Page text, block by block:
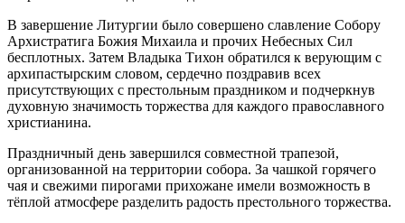
В завершение Литургии было совершено славление Собору
Архистратига Божия Михаила и прочих Небесных Сил
бесплотных. Затем Владыка Тихон обратился к верующим с
архипастырским словом, сердечно поздравив всех
присутствующих с престольным праздником и подчеркнув
духовную значимость торжества для каждого православного
христианина.
Праздничный день завершился совместной трапезой,
организованной на территории собора. За чашкой горячего
чая и свежими пирогами прихожане имели возможность в
тёплой атмосфере разделить радость престольного торжества.